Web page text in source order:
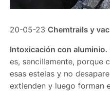
20-05-23 Chemtrails y
Intoxicacióncon aluminio.
es, sencillamente, porque
esas estelas y no
extienden y luego forman